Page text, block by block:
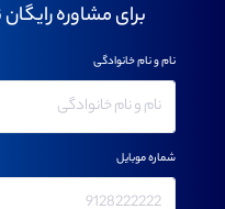
برای مشاوره
نام و نام خانوادگی
شماره موبایل